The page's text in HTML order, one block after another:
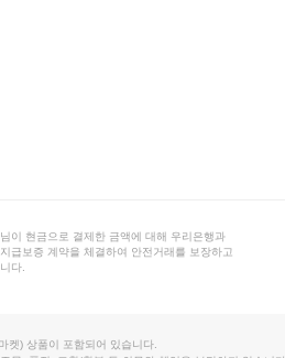
이 현금으로 결제한 금액에 대해 우리은행과
급보증 계약을 체결하여 안전거래를 보장하고
다.
켓) 상품이 포함되어 있습니다.